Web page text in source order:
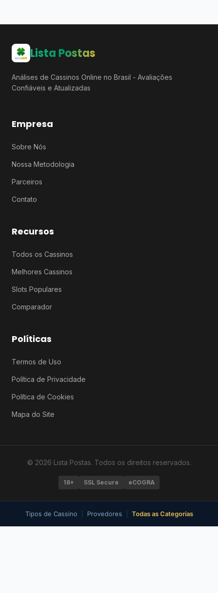
Lista Postas
Análises de Cassinos Online no Brasil - Avaliações
Confiáveis e Atualizadas
Empresa
Sobre Nós
Nossa Metodologia
Parceiros
Contato
Recursos
Todos os Cassinos
Melhores Cassinos
Slots Populares
Comparador
Políticas
Termos de Uso
Política de Privacidade
Política de Cookies
Mapa do Site
© 2026 Lista Postas. Todos os direitos reservados.
18+ SSL Secure eCOGRA
Tipos de Cassino Provedores Todas as Categorias